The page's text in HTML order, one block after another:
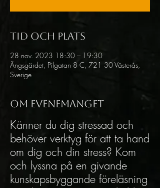
Tid och plats
28 nov. 2023 18:30 – 19:30
Ängsgärdet, Pilgatan 8 C, 721 30 Västerås,
Sverige
Om evenemanget
Känner du dig stressad och
behöver verktyg för att ta hand
om dig och din stress? Kom
och lyssna på en givande
kunskapsbyggande föreläsning